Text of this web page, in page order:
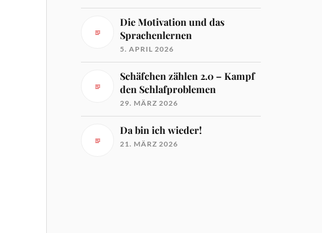
Die Motivation und das
Sprachenlernen
5. APRIL 2026
Schäfchen zählen 2.0 – Kampf
den Schlafproblemen
29. MÄRZ 2026
Da bin ich wieder!
21. MÄRZ 2026